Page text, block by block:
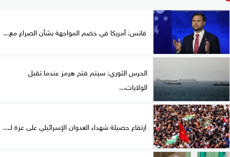
فانس: أمريكا في خضم المواجهة بشأن الصراع مع...
الحرس الثوري: سيتم فتح هرمز عندما تقبل
الولايات...
ارتفاع حصيلة شهداء العدوان الإسرائيلي على غزة لـ...